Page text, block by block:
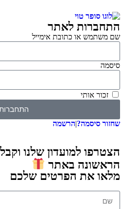
התחברות לאתר
שם משתמש או כתובת אימייל
סיסמה
זכור אותי
שחזור סיסמה?|הרשמה
הצטרפו למועדון שלנו
הראשונה באתר
מלאו את הפרטים שלכם